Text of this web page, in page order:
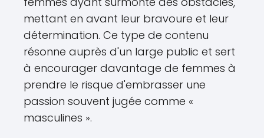
mettant en avant leur bravoure et leur
détermination. Ce type de contenu
résonne auprès d'un large public et sert
à encourager davantage de femmes à
prendre le risque d'embrasser une
passion souvent jugée comme «
masculines ».